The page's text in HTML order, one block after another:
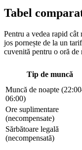
Tabel
Pentru a vedea rapid
jos pornește de la un
cuvenită pentru o oră de
Tip de muncă
Muncă de noapte
06:00)
Ore suplimentare
(necompensate)
Sărbătoare legală
(necompensată)